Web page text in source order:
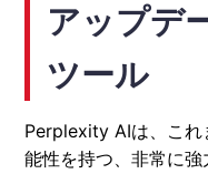
アップデ
ツール
Perplexity AIは、これ
能性を持つ、非常に強